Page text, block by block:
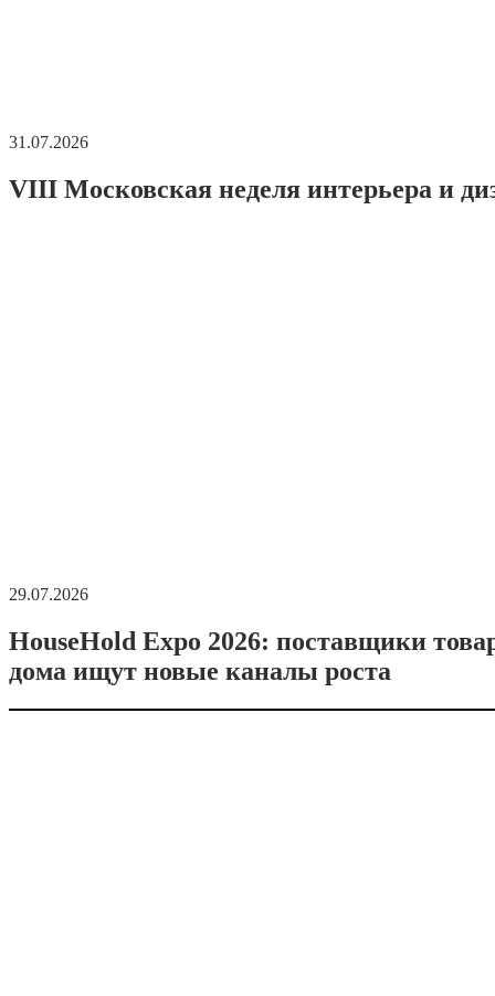
31.07.2026
VIII Московская неделя интерьера и
29.07.2026
HouseHold Expo 2026: поставщики
дома ищут новые каналы роста